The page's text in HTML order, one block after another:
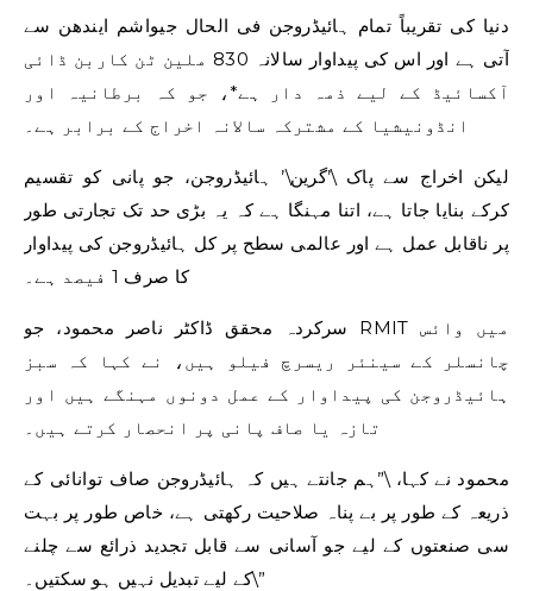
دنیا کی تقریباً تمام ہائیڈروجن فی الحال جیواشم ایندھن سے
آتی ہے اور اس کی پیداوار سالانہ 830 ملین ٹن کاربن ڈائی
آکسائیڈ کے لیے ذمہ دار ہے*، جو کہ برطانیہ اور
انڈونیشیا کے مشترکہ سالانہ اخراج کے برابر ہے۔
لیکن اخراج سے پاک \’گرین\’ ہائیڈروجن، جو پانی کو تقسیم
کرکے بنایا جاتا ہے، اتنا مہنگا ہے کہ یہ بڑی حد تک تجارتی طور
پر ناقابل عمل ہے اور عالمی سطح پر کل ہائیڈروجن کی پیداوار
کا صرف 1 فیصد ہے۔
سرکردہ محقق ڈاکٹر ناصر محمود، جو RMIT میں وائس
چانسلر کے سینئر ریسرچ فیلو ہیں، نے کہا کہ سبز
ہائیڈروجن کی پیداوار کے عمل دونوں مہنگے ہیں اور
تازہ یا صاف پانی پر انحصار کرتے ہیں۔
محمود نے کہا، \”ہم جانتے ہیں کہ ہائیڈروجن صاف توانائی کے
ذریعہ کے طور پر بے پناہ صلاحیت رکھتی ہے، خاص طور پر بہت
سی صنعتوں کے لیے جو آسانی سے قابل تجدید ذرائع سے چلنے
کے لیے تبدیل نہیں ہو سکتیں۔\”